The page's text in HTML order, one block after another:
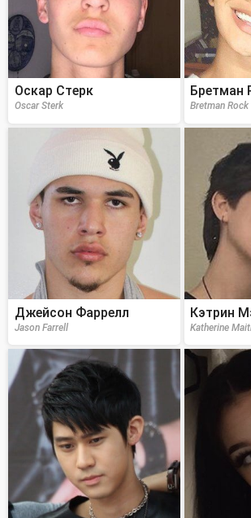
Оскар Стерк
Oscar Sterk
Бретман
Bretman Rock
Джейсон Фаррелл
Jason Farrell
Кэтрин
Katherine